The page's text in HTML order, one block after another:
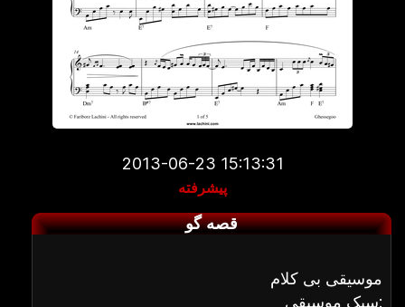
2013-06-23 15:13:31
پیشرفته
قصه گو
موسیقی بی کلام
سبک موسیقی: